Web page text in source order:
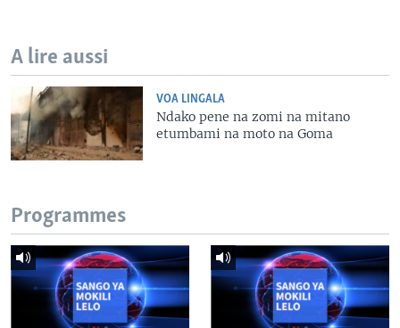
A lire aussi
VOA LINGALA
Ndako pene na zomi na mitano
etumbami na moto na Goma
Programmes